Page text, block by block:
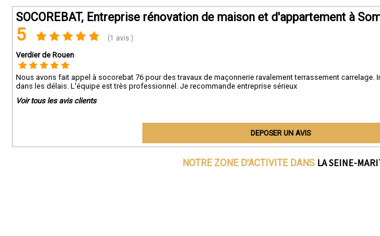
SOCOREBAT, Entreprise rénovation de maison et d'appartement à
5 (1 avis )
Verdier de Rouen
Nous avons fait appel à socorebat 76 pour des travaux de maçonnerie ravalement terrassement carrelage.
dans les délais. L'équipe est très professionnel. Je recommande entreprise sérieux
Voir tous les avis clients
DEPOSER UN AVIS
NOTRE ZONE D'ACTIVITE DANS LA SEINE-